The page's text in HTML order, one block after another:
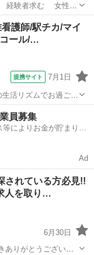
3...
護師/駅チカ/マイ
ール/…
提携サイト 7月1日
活リズムでお過ごし
いて8分と徒歩圏内
寄りと接するのが好
員募集
によりお金が貯まりや
Ad
されている方必見!!
人を取り…
6月30日
ありがとうございま